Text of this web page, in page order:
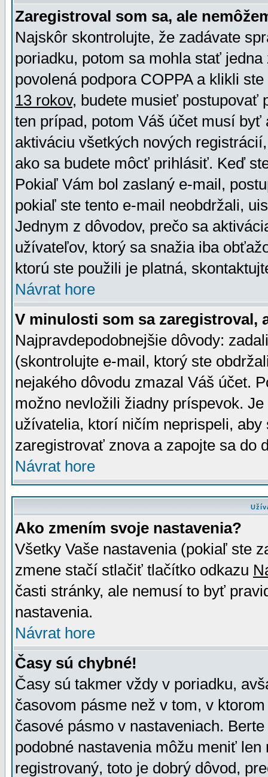
Zaregistroval som sa, ale
Najskôr skontrolujte, že zadávate
poriadku, potom sa mohla stať
povolená podpora COPPA a klikli
13 rokov, budete musieť postupovať
ten prípad, potom Váš účet musí
aktiváciu všetkých nových
ako sa budete môcť prihlásiť. Keď
Pokiaľ Vám bol zaslaný e-mail,
pokiaľ ste tento e-mail neobdržali,
Jednym z dôvodov, prečo sa
užívateľov, ktorý sa snažia iba
ktorú ste použili je platná,
Návrat hore
V minulosti som sa zaregistroval,
Najpravdepodobnejšie dôvody:
(skontrolujte e-mail, ktorý ste
nejakého dôvodu zmazal Váš účet.
možno nevložili žiadny príspevok.
užívatelia, ktorí ničím neprispeli,
zaregistrovať znova a zapojte sa do
Návrat hore
Ako zmením svoje nastavenia?
Všetky Vaše nastavenia (pokiaľ ste
zmene stačí stlačiť tlačítko odkazu
časti stránky, ale nemusí to byť
nastavenia.
Návrat hore
Časy sú chybné!
Časy sú takmer vždy v poriadku,
časovom pásme než v tom, v
časové pásmo v nastaveniach.
podobné nastavenia môžu meniť
registrovaný, toto je dobrý dôvod,